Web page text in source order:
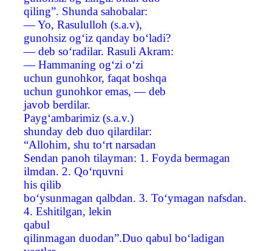
qiling”. Shunda sahobalar:
— Yo, Rasululloh (s.a.v),
gunohsiz og‘iz qanday bo‘ladi?
— deb so‘radilar. Rasuli Akram:
— Hammaning og‘zi o‘zi
uchun gunohkor, faqat boshqa
uchun gunohkor emas, — deb
javob berdilar.
Payg‘ambarimiz (s.a.v.)
shunday deb duo qilardilar:
“Allohim, shu to‘rt narsadan
Sendan panoh tilayman: 1. Foyda bermagan
ilmdan. 2. Qo‘rquvni
his qilib
bo‘ysunmagan qalbdan. 3. To‘ymagan nafsdan.
4. Eshitilgan, lekin
qabul
qilinmagan duodan”.Duo qabul bo‘ladigan